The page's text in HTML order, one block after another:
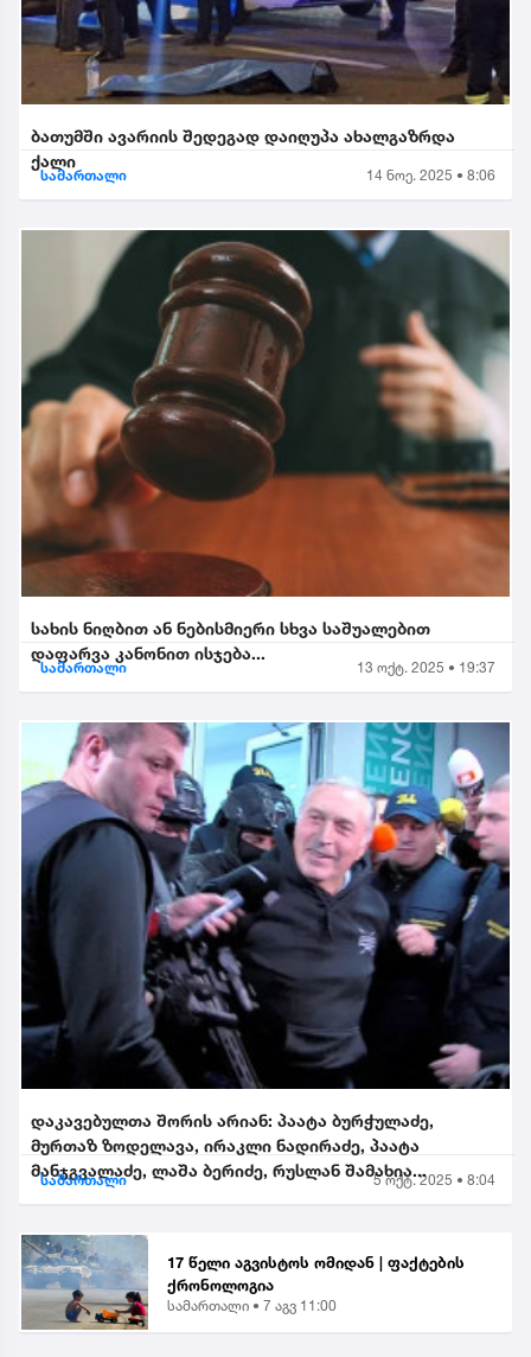
ბათუმში ავარიის შედეგად დაიღუპა ახალგაზრდა
ქალი
სამართალი 14 ნოე. 2025 • 8:06
სახის ნიღბით ან ნებისმიერი სხვა საშუალებით
დაფარვა კანონით ისჯება...
სამართალი 13 ოქტ. 2025 • 19:37
დაკავებულთა შორის არიან: პაატა ბურჭულაძე,
მურთაზ ზოდელავა, ირაკლი ნადირაძე, პაატა
მანჯგვალაძე, ლაშა ბერიძე, რუსლან შამახია...
სამართალი 5 ოქტ. 2025 • 8:04
17 წელი აგვისტოს ომიდან | ფაქტების
ქრონოლოგია
სამართალი • 7 აგვ 11:00